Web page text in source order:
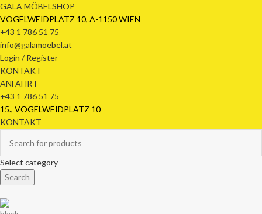
GALA MÖBELSHOP
VOGELWEIDPLATZ 10, A-1150 WIEN
+43 1 786 51 75
info@galamoebel.at
Login / Register
KONTAKT
ANFAHRT
+43 1 786 51 75
15., VOGELWEIDPLATZ 10
KONTAKT
Select category
Search